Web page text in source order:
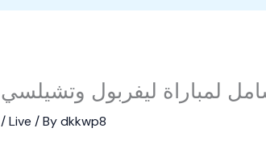
لمباراة ليفربول وتشيلسي
/Live / Bydkkwp8